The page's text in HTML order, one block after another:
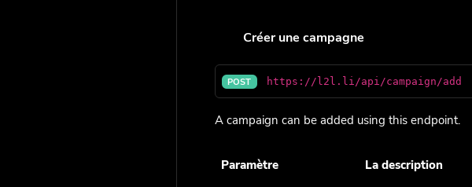
Créer une campagne
POST https://l2l.li/api/campaign/add
A campaign can be added using this endpoint.
Paramètre La description